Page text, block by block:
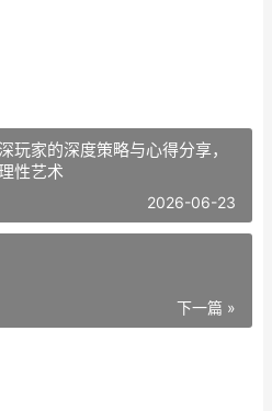
玩家的深度策略与心得分享，
性艺术
2026-06-23
下一篇 »